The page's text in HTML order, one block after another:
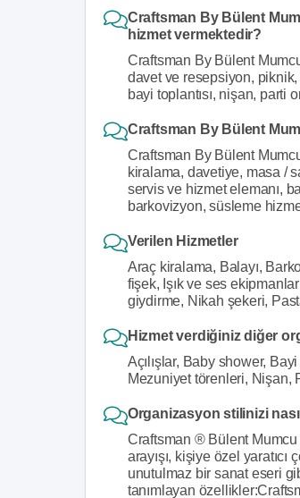
Craftsman By Bülent
hizmet vermektedir?
Craftsman By Bülent
davet ve resepsiyon,
bayi toplantısı, nişan, parti
Craftsman By Bülent
Craftsman By Bülent
kiralama, davetiye, masa /
servis ve hizmet elemanı,
barkovizyon, süsleme
Verilen Hizmetler
Araç kiralama, Balayı,
fişek, Işık ve ses
giydirme, Nikah şekeri,
Hizmet verdiğiniz diğer
Açılışlar, Baby shower,
Mezuniyet törenleri, Nişan,
Organizasyon stilinizi nasıl
Craftsman ® Bülent
arayışı, kişiye özel
unutulmaz bir sanat eseri
tanımlayan